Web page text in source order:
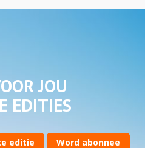
JOU
EDITIES
editie Word abonnee